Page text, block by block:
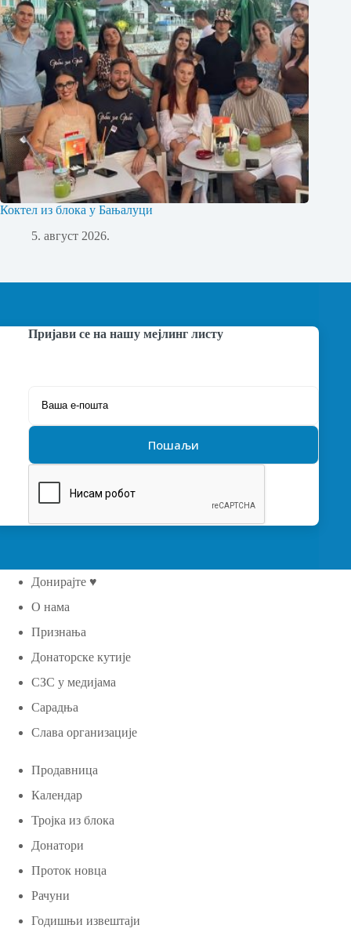
Коктел из блока у Бањалуци
5. август 2026.
Пријави се на нашу мејлинг листу
Донирајте ♥
О нама
Признања
Донаторске кутије
СЗС у медијама
Сарадња
Слава организације
Продавница
Календар
Тројка из блока
Донатори
Проток новца
Рачуни
Годишњи извештаји